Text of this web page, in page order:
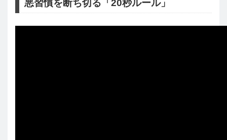
悪習慣を断ち切る「20秒ルール」